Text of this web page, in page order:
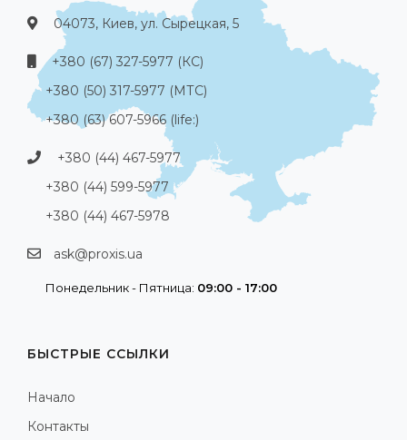
04073, Киев, ул. Сырецкая, 5
+380 (67) 327-5977 (КС)
+380 (50) 317-5977 (МТС)
+380 (63) 607-5966 (life:)
+380 (44) 467-5977
+380 (44) 599-5977
+380 (44) 467-5978
ask@proxis.ua
Понедельник - Пятница: 09:00 - 17:00
БЫСТРЫЕ ССЫЛКИ
Начало
Контакты